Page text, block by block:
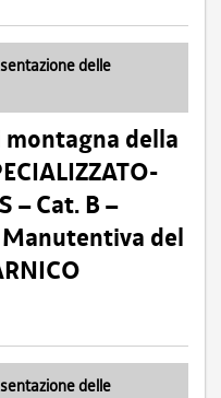
delle
della
– Cat. B –
Manutentiva del
delle